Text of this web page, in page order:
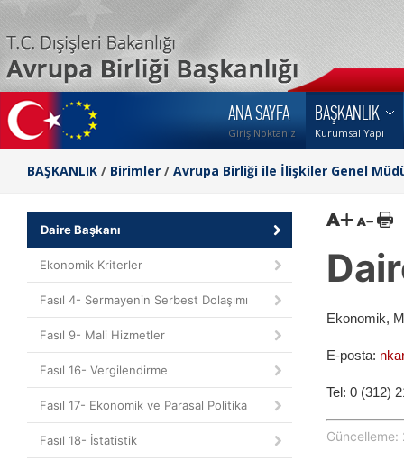
ANA SAYFA
Giriş Noktanız
BAŞKANLIK
Kurumsal Yapı
BAŞKANLIK / Birimler / Avrupa Birliği ile İlişkiler Genel
Daire Başkanı
Ekonomik Kriterler
Fasıl 4- Sermayenin Serbest Dolaşımı
Fasıl 9- Mali Hizmetler
Fasıl 16- Vergilendirme
Fasıl 17- Ekonomik ve Parasal Politika
Fasıl 18- İstatistik
Ekonomik,
E-posta:
Tel: 0 (312)